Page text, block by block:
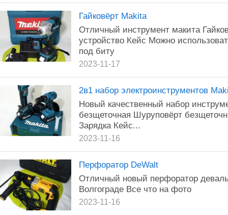
Гайковёрт Makita
Отличный инструмент макита
устройство Кейс Можно
под биту
2023-11-17
2в1 набор электроинструментов
Новый качественный набор
безщеточная Шуруповёрт
Зарядка Кейс...
2023-11-16
Перфоратор DeWalt
Отличный новый перфоратор
Волгограде Все что на фото
2023-11-16